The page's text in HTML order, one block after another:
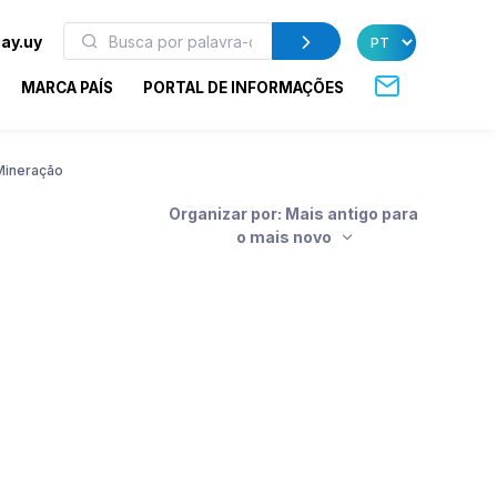
MARCA PAÍS PORTAL DE INFORMAÇÕES
Organizar por: Mais antigo para
o mais novo